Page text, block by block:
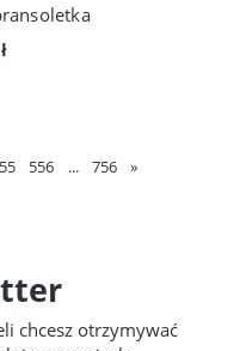
556 ... 756 »
chcesz otrzymywać